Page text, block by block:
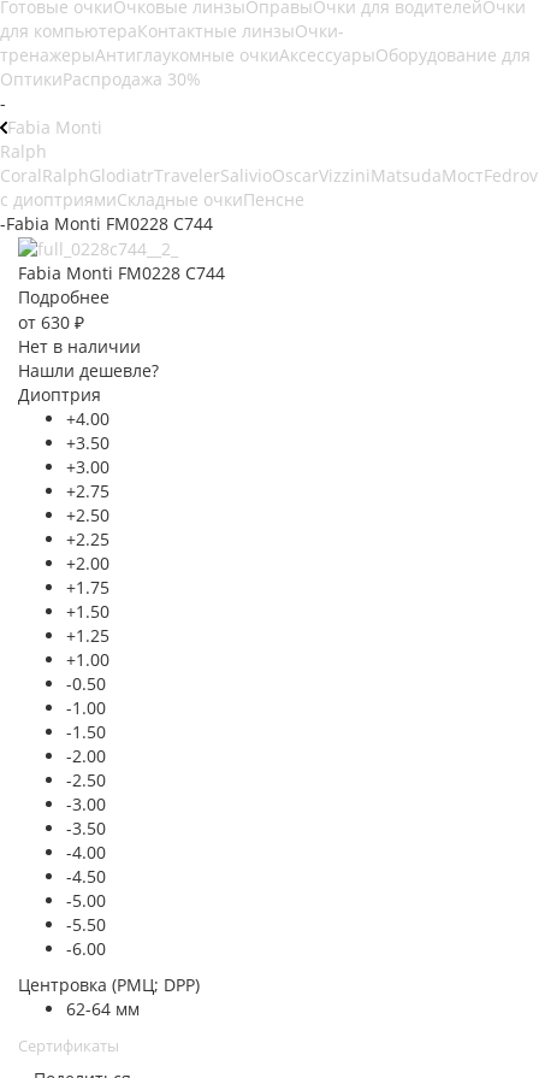
Готовые очкиОчковые линзыОправыОчки для водителейОчки
для компьютераКонтактные линзыОчки-
тренажерыАнтиглаукомные очкиАксессуарыОборудование для
ОптикиРаспродажа 30%
-
Fabia Monti
Ralph
CoralRalphGlodiatrTravelerSalivioOscarVizziniMatsudaМостFedrov
с диоптриямиСкладные очкиПенсне
-Fabia Monti FM0228 C744
Fabia Monti FM0228 C744
Подробнее
от 630 ₽
Нет в наличии
Нашли дешевле?
Диоптрия
+4.00
+3.50
+3.00
+2.75
+2.50
+2.25
+2.00
+1.75
+1.50
+1.25
+1.00
-0.50
-1.00
-1.50
-2.00
-2.50
-3.00
-3.50
-4.00
-4.50
-5.00
-5.50
-6.00
Центровка (РМЦ; DPP)
62-64 мм
Сертификаты